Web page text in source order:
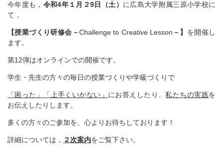
今年度も， 令和4年１月２9日（土） に広島大学附属三原小学校に
て，
【授業づくり研修会－Challenge to Creative Lesson －】 を開催し
ます。
第12弾はオンラインでの開催です。
学生・先生の方々の毎日の授業づくりや学級づくりで
「困った」「上手くいかない」 にお答えしたり、私たちの実践を
お伝えしたりします。
多くの方々のご参加を、心よりお待ちしております！
詳細については， ２次案内をご覧下さい。